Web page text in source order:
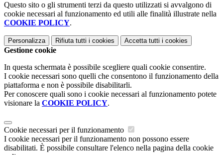
Questo sito o gli strumenti terzi da questo utilizzati si avvalgono di
cookie necessari al funzionamento ed utili alle finalità illustrate nella
COOKIE POLICY.
Personalizza Rifiuta tutti i cookies Accetta tutti i cookies
Gestione cookie
In questa schermata è possibile scegliere quali cookie consentire.
I cookie necessari sono quelli che consentono il funzionamento della
piattaforma e non è possibile disabilitarli.
Per conoscere quali sono i cookie necessari al funzionamento potete
visionare la COOKIE POLICY.
Cookie necessari per il funzionamento
I cookie necessari per il funzionamento non possono essere
disabilitati. È possibile consultare l'elenco nella pagina della cookie